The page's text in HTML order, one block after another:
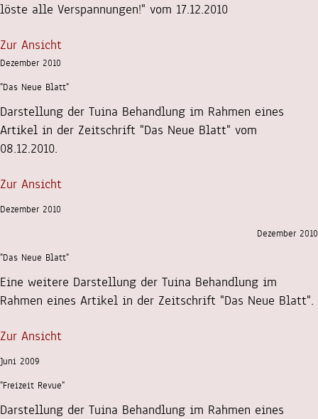
löste alle Verspannungen!" vom 17.12.2010
Zur Ansicht
Dezember 2010
"Das Neue Blatt"
Darstellung der Tuina Behandlung im Rahmen eines
Artikel in der Zeitschrift "Das Neue Blatt" vom
08.12.2010.
Zur Ansicht
Dezember 2010
Dezember 2010
"Das Neue Blatt"
Eine weitere Darstellung der Tuina Behandlung im
Rahmen eines Artikel in der Zeitschrift "Das Neue Blatt".
Zur Ansicht
Juni 2009
"Freizeit Revue"
Darstellung der Tuina Behandlung im Rahmen eines